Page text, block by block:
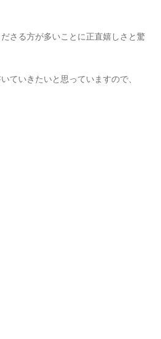
さる方が多いことに正直嬉しさと驚
ていきたいと思っていますので、